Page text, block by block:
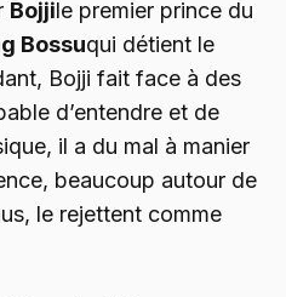
Bojjile premier prince du
Bossuqui détient le
Bojji fait face à des
d’entendre et de
il a du mal à manier
beaucoup autour de
le rejettent comme